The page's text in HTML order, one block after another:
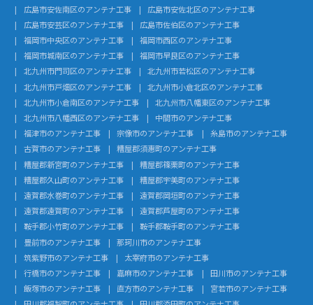
広島市安佐南区のアンテナ工事
広島市安佐北区のアンテナ工事
広島市安芸区のアンテナ工事
広島市佐伯区のアンテナ工事
福岡市中央区のアンテナ工事
福岡市西区のアンテナ工事
福岡市城南区のアンテナ工事
福岡市早良区のアンテナ工事
北九州市門司区のアンテナ工事
北九州市若松区のアンテナ工事
北九州市戸畑区のアンテナ工事
北九州市小倉北区のアンテナ工事
北九州市小倉南区のアンテナ工事
北九州市八幡東区のアンテナ工事
北九州市八幡西区のアンテナ工事
中間市のアンテナ工事
福津市のアンテナ工事
宗像市のアンテナ工事
糸島市のアンテナ工事
古賀市のアンテナ工事
糟屋郡須惠町のアンテナ工事
糟屋郡新宮町のアンテナ工事
糟屋郡篠栗町のアンテナ工事
糟屋郡久山町のアンテナ工事
糟屋郡宇美町のアンテナ工事
遠賀郡水巻町のアンテナ工事
遠賀郡岡垣町のアンテナ工事
遠賀郡遠賀町のアンテナ工事
遠賀郡芦屋町のアンテナ工事
鞍手郡小竹町のアンテナ工事
鞍手郡鞍手町のアンテナ工事
豊前市のアンテナ工事
那珂川市のアンテナ工事
筑紫野市のアンテナ工事
太宰府市のアンテナ工事
行橋市のアンテナ工事
嘉麻市のアンテナ工事
田川市のアンテナ工事
飯塚市のアンテナ工事
直方市のアンテナ工事
宮若市のアンテナ工事